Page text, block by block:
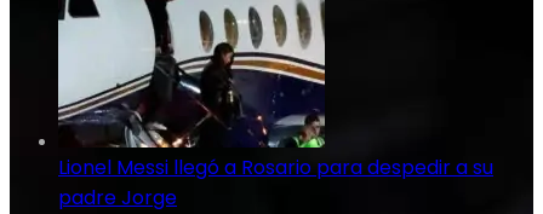
Lionel Messi llegó a Rosario para despedir a su
padre Jorge